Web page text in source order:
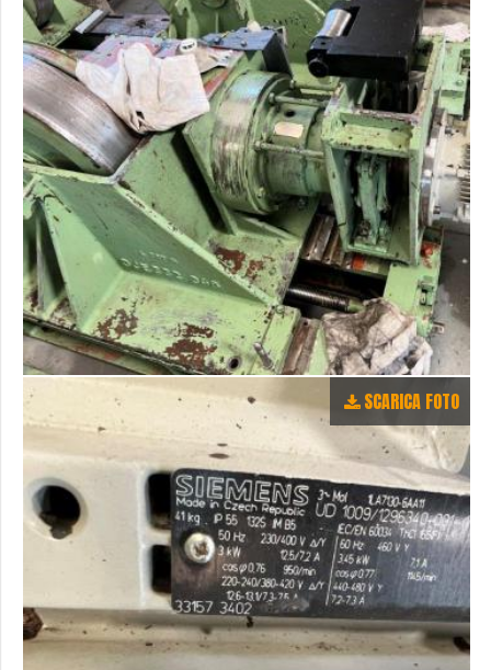
SCARICA FOTO